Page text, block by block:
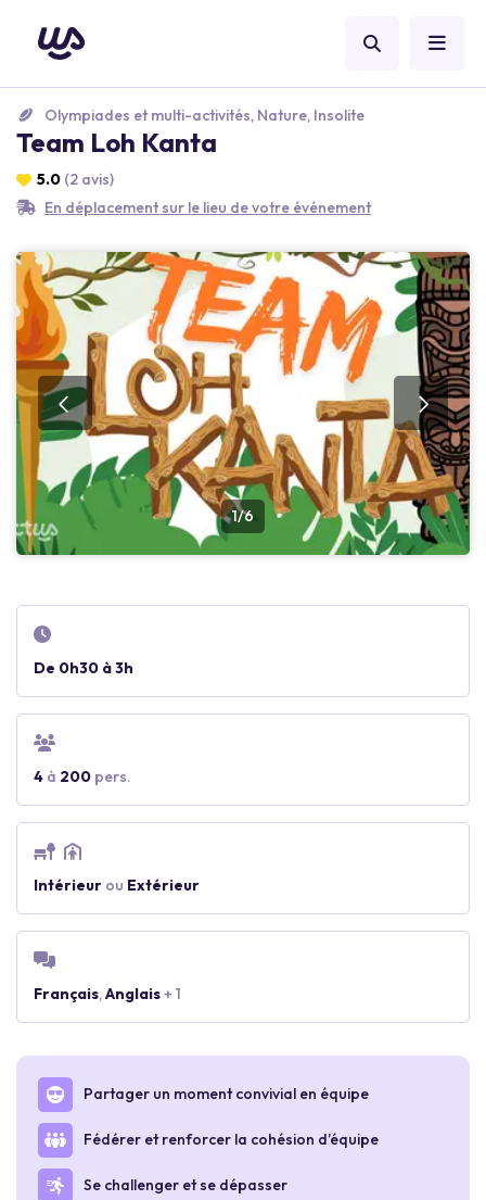
Olympiades et multi-activités, Nature, Insolite
Team Loh Kanta
5.0 (2 avis)
En déplacement sur le lieu de votre événement
1/6
De 0h30 à 3h
4 à 200 pers.
Intérieur ou Extérieur
Français,Anglais+ 1
Partager un moment convivial en équipe
Fédérer et renforcer la cohésion d’équipe
Se challenger et se dépasser